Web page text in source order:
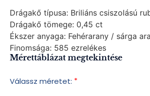
Drágakő típusa: Briliáns csiszolású
Drágakő tömege: 0,45 ct
Ékszer anyaga: Fehérarany / sárga
Finomsága: 585 ezrelékes
Mérettáblázat megtekintése
Válassz méretet: *